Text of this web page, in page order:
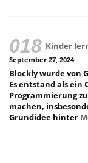
Kinder
September 27, 2024
Blockly wurde von
Es entstand als ein
Programmierung
machen,
Grundidee hinter